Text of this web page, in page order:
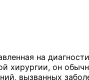
на
хирургии, он
вызванных